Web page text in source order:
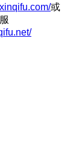
或